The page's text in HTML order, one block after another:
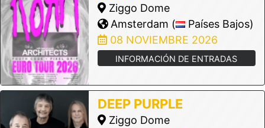
Ziggo Dome
Amsterdam (
Países Bajos)
08 NOVIEMBRE 2026
INFORMACIÓN DE ENTRADAS
DEEP PURPLE
Ziggo Dome